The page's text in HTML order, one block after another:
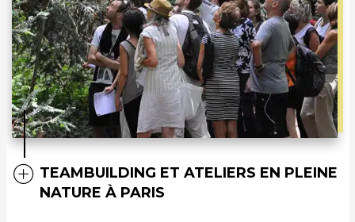
TEAMBUILDING ET ATELIERS EN PLEINE
NATURE À PARIS